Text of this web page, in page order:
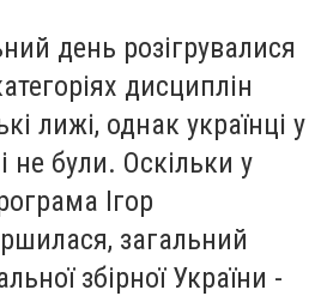
день розігрувалися
дисциплін
лижі, однак українці у
не були. Оскільки у
Ігор
загальний
збірної України -